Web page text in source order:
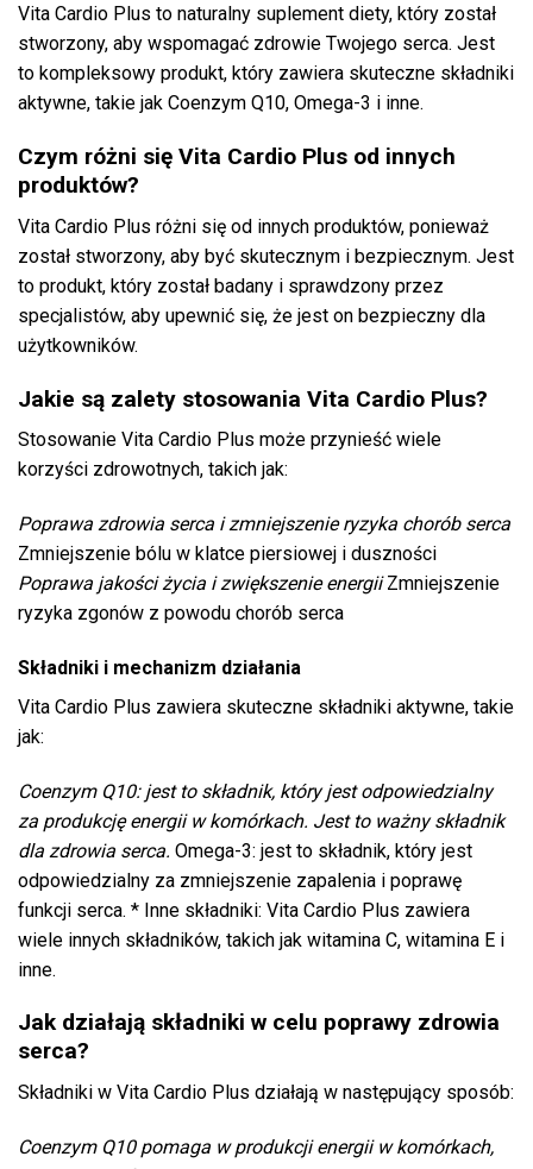
Vita Cardio Plus to naturalny suplement diety, który został
stworzony, aby wspomagać zdrowie Twojego serca. Jest
to kompleksowy produkt, który zawiera skuteczne składniki
aktywne, takie jak Coenzym Q10, Omega-3 i inne.
Czym różni się Vita Cardio Plus od innych
produktów?
Vita Cardio Plus różni się od innych produktów, ponieważ
został stworzony, aby być skutecznym i bezpiecznym. Jest
to produkt, który został badany i sprawdzony przez
specjalistów, aby upewnić się, że jest on bezpieczny dla
użytkowników.
Jakie są zalety stosowania Vita Cardio Plus?
Stosowanie Vita Cardio Plus może przynieść wiele
korzyści zdrowotnych, takich jak:
Poprawa zdrowia serca i zmniejszenie ryzyka chorób serca
Zmniejszenie bólu w klatce piersiowej i duszności
Poprawa jakości życia i zwiększenie energiiZmniejszenie
ryzyka zgonów z powodu chorób serca
Składniki i mechanizm działania
Vita Cardio Plus zawiera skuteczne składniki aktywne, takie
jak:
Coenzym Q10: jest to składnik, który jest odpowiedzialny
za produkcję energii w komórkach. Jest to ważny składnik
dla zdrowia serca. Omega-3: jest to składnik, który jest
odpowiedzialny za zmniejszenie zapalenia i poprawę
funkcji serca. * Inne składniki: Vita Cardio Plus zawiera
wiele innych składników, takich jak witamina C, witamina E i
inne.
Jak działają składniki w celu poprawy zdrowia
serca?
Składniki w Vita Cardio Plus działają w następujący sposób:
Coenzym Q10 pomaga w produkcji energii w komórkach,